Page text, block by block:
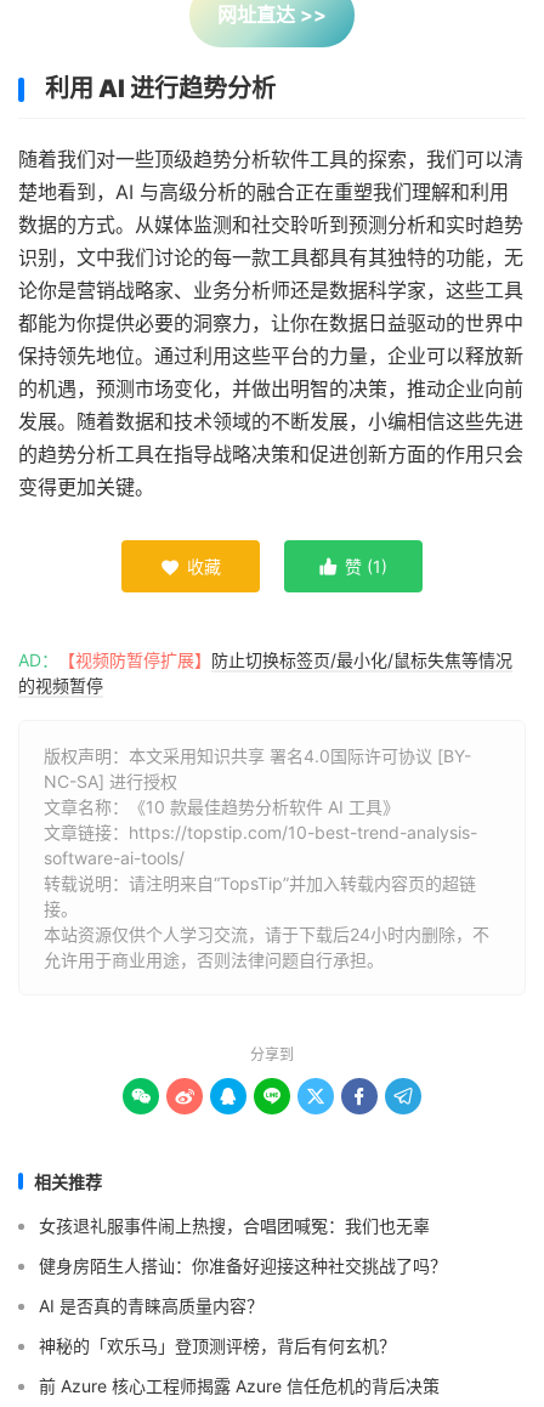
网址直达 >>
利用 AI 进行趋势分析
随着我们对一些顶级趋势分析软件工具的探索，我们可以清
楚地看到，AI 与高级分析的融合正在重塑我们理解和利用
数据的方式。从媒体监测和社交聆听到预测分析和实时趋势
识别，文中我们讨论的每一款工具都具有其独特的功能，无
论你是营销战略家、业务分析师还是数据科学家，这些工具
都能为你提供必要的洞察力，让你在数据日益驱动的世界中
保持领先地位。通过利用这些平台的力量，企业可以释放新
的机遇，预测市场变化，并做出明智的决策，推动企业向前
发展。随着数据和技术领域的不断发展，小编相信这些先进
的趋势分析工具在指导战略决策和促进创新方面的作用只会
变得更加关键。
 收藏  赞 (1)
AD： 【视频防暂停扩展】 防止切换标签页/最小化/鼠标失焦等情况
的视频暂停
版权声明：本文采用知识共享 署名4.0国际许可协议 [BY-
NC-SA] 进行授权
文章名称：《10 款最佳趋势分析软件 AI 工具》
文章链接： https://topstip.com/10-best-trend-analysis-
software-ai-tools/
转载说明：请注明来自“TopsTip”并加入转载内容页的超链
接。
本站资源仅供个人学习交流，请于下载后24小时内删除，不
允许用于商业用途，否则法律问题自行承担。
分享到
      
相关推荐
女孩退礼服事件闹上热搜，合唱团喊冤：我们也无辜
健身房陌生人搭讪：你准备好迎接这种社交挑战了吗？
AI 是否真的青睐高质量内容？
神秘的「欢乐马」登顶测评榜，背后有何玄机？
前 Azure 核心工程师揭露 Azure 信任危机的背后决策